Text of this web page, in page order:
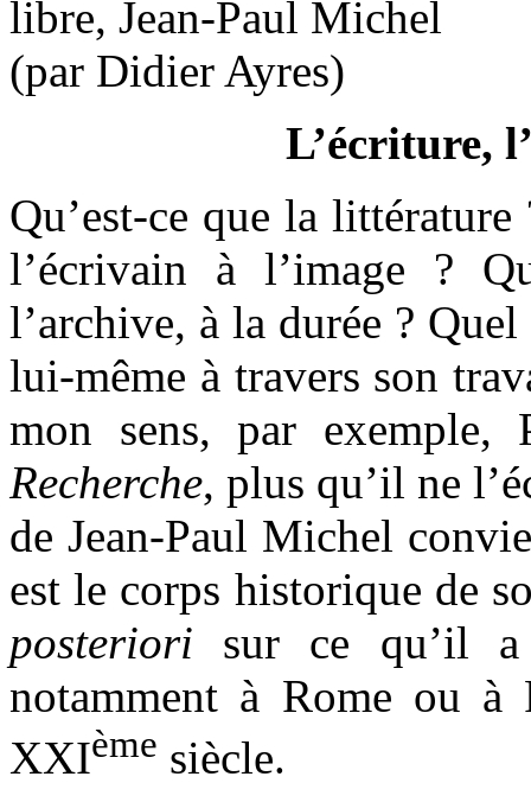
L’écriture,
Qu’est-ce que la
l’écrivain à l’image ?
l’archive, à la durée ?
lui-même à travers son
mon sens, par
Recherche, plus qu’il ne
de Jean-Paul Michel
est le corps historique de
posteriori sur ce qu’il
notamment à Rome ou à
XXIème siècle.